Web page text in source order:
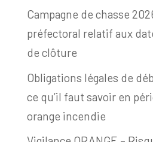
Campagne de chasse
préfectoral relatif aux
de clôture
Obligations légales de
ce qu’il faut savoir en
orange incendie